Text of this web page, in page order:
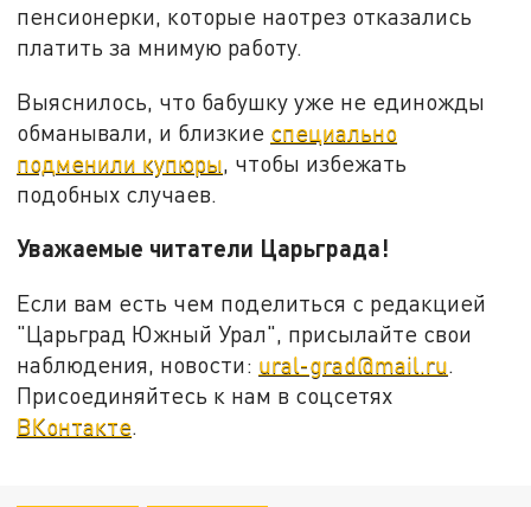
пенсионерки, которые наотрез отказались
платить за мнимую работу.
Выяснилось, что бабушку уже не единожды
обманывали, и близкие специально
подменили купюры , чтобы избежать
подобных случаев.
Уважаемые читатели Царьграда!
Если вам есть чем поделиться с редакцией
"Царьград Южный Урал", присылайте свои
наблюдения, новости: ural-grad@mail.ru.
Присоединяйтесь к нам в соцсетях
ВКонтакте.